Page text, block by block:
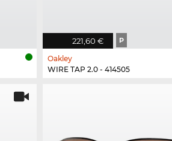
221,60 € P
Oakley
WIRE TAP 2.0 - 414505